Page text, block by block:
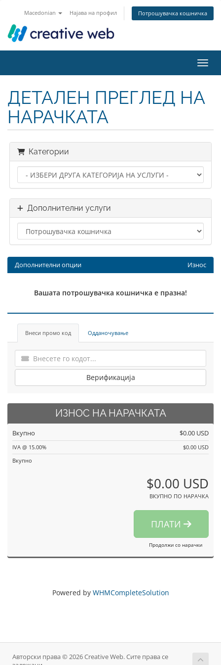
Macedonian Најава на профил Потрошувачка кошничка
ДЕТАЛЕН ПРЕГЛЕД НА
НАРАЧКАТА
Категории
Дополнителни услуги
Дополнителни опции Износ
Вашата потрошувачка кошничка е празна!
Внеси промо код Одданочување
Верификација
ИЗНОС НА НАРАЧКАТА
Вкупно $0.00 USD
IVA @ 15.00%
$0.00 USD
Вкупно
$0.00 USD
ВКУПНО ПО НАРАЧКА
ПЛАТИ
Продолжи со нарачки
Powered by WHMCompleteSolution
Авторски права © 2026 Creative Web. Сите права се